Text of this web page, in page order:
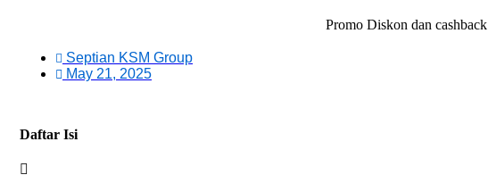
Promo Diskon dan cashback
Septian KSM Group
May 21, 2025
Daftar Isi